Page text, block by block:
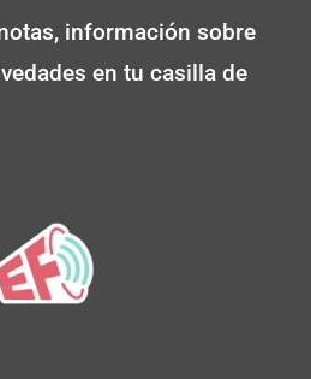
información sobre
en tu casilla de